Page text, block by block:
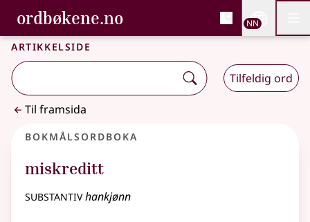
Gå til hovudinnhald
Tilgjenge
ordbøkene.no, Bokmålsordboka og
Bokmålsordboka og Nynorskordboka
NN
Artikkelside
Tilfeldig ord
Til framsida
Bokmålsordboka
miskreditt
substantivhankjønn